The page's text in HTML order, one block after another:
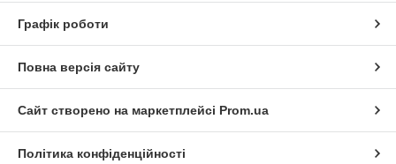
Графік роботи
Повна версія сайту
Сайт створено на маркетплейсі Prom.ua
Політика конфіденційності